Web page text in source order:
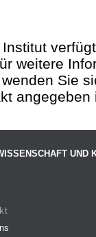
weitere
Sie
UND